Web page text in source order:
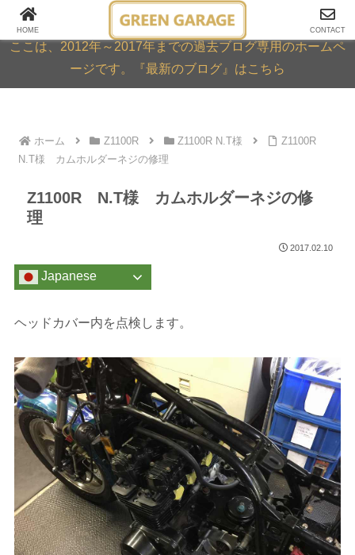
GREEN GARAGE ARCHIVE
ここは、2012年～2017年までの過去ブログ専用のホームペ
ージです。『最新のブログ』はこちら
ホーム Z1100R Z1100R N.T様
Z1100R
N.T様 カムホルダーネジの修理
Z1100R N.T様 カムホルダーネジの修
理
2017.02.10
Japanese
ヘッドカバー内を点検します。
HOME CONTACT